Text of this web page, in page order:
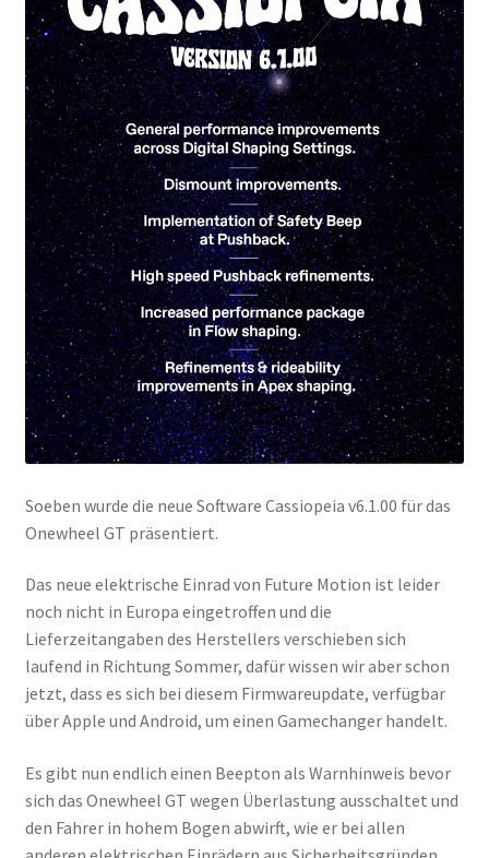
Soeben wurde die neue Software Cassiopeia v6.1.00 für das
Onewheel GT präsentiert.
Das neue elektrische Einrad von Future Motion ist leider
noch nicht in Europa eingetroffen und die
Lieferzeitangaben des Herstellers verschieben sich
laufend in Richtung Sommer, dafür wissen wir aber schon
jetzt, dass es sich bei diesem Firmwareupdate, verfügbar
über Apple und Android, um einen Gamechanger handelt.
Es gibt nun endlich einen Beepton als Warnhinweis bevor
sich das Onewheel GT wegen Überlastung ausschaltet und
den Fahrer in hohem Bogen abwirft, wie er bei allen